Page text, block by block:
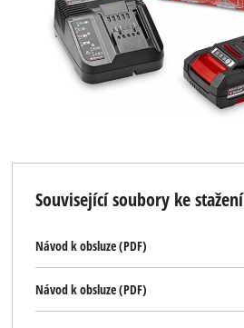
Související soubory ke stažení
Návod k obsluze (PDF)
Návod k obsluze (PDF)